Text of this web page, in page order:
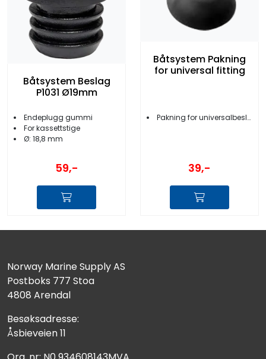
Båtsystem Beslag
P1031 Ø19mm
Endeplugg gummi
For kassettstige
Ø: 18,8 mm
59,-
Båtsystem Pakning
for universal fitting
Pakning for universalbeslag
39,-
Norway Marine Supply AS
Postboks 777 Stoa
4808 Arendal
Besøksadresse:
Åsbieveien 11